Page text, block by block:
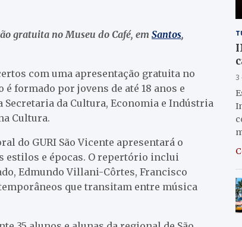
gratuita no Museu do Café, em Santos,
com uma apresentação gratuita no
é formado por jovens de até 18 anos e
da Cultura, Economia e Indústria
Cultura.
do GURI São Vicente apresentará o
estilos e épocas. O repertório inclui
Edmundo Villani-Côrtes, Francisco
que transitam entre música
3